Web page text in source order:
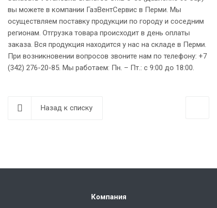
вы можете в компании ГазВентСервис в Перми. Мы
осуществляем поставку продукции по городу и соседним
регионам. Отгрузка товара происходит в день оплаты
заказа. Вся продукция находится у нас на складе в Перми.
При возникновении вопросов звоните нам по телефону: +7
(342) 276-20-85. Мы работаем: Пн. – Пт.: с 9:00 до 18:00.
Назад к списку
Компания